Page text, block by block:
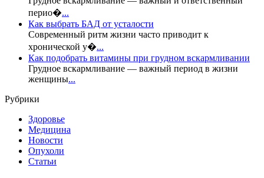
перио�...
Как выбрать БАД от усталости
Современный ритм жизни часто приводит к
хронической у�...
Как подобрать витамины при грудном вскармливании
Грудное вскармливание — важный период в жизни
женщины...
Рубрики
Здоровье
Медицина
Новости
Опухоли
Статьи